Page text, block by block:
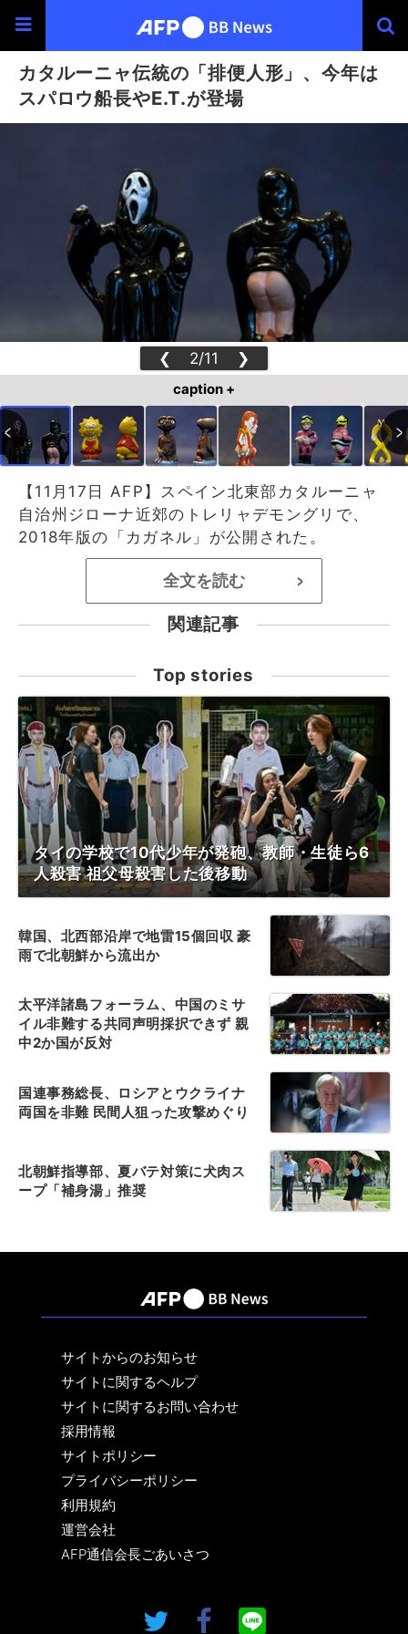
カタルーニャ伝統の「排便人形」、今年は
スパロウ船長やE.T.が登場
❮ 2/11 ❯
caption +
【11月17日 AFP】スペイン北東部カタルーニャ
自治州ジローナ近郊のトレリャデモングリで、
2018年版の「カガネル」が公開された。
全文を読む >
関連記事
Top stories
タイの学校で10代少年が発砲、教師・生徒ら6
人殺害 祖父母殺害した後移動
韓国、北西部沿岸で地雷15個回収 豪
雨で北朝鮮から流出か
太平洋諸島フォーラム、中国のミサ
イル非難する共同声明採択できず 親
中2か国が反対
国連事務総長、ロシアとウクライナ
両国を非難 民間人狙った攻撃めぐり
北朝鮮指導部、夏バテ対策に犬肉ス
ープ「補身湯」推奨
サイトからのお知らせ
サイトに関するヘルプ
サイトに関するお問い合わせ
採用情報
サイトポリシー
プライバシーポリシー
利用規約
運営会社
AFP通信会長ごあいさつ